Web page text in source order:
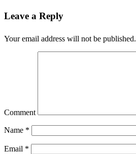
Leave a Reply
Your email address will not be published.
Comment
Name *
Email *